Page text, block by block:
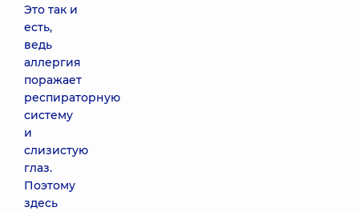
Это так и
есть,
ведь
аллергия
поражает
респираторную
систему
и
слизистую
глаз.
Поэтому
здесь